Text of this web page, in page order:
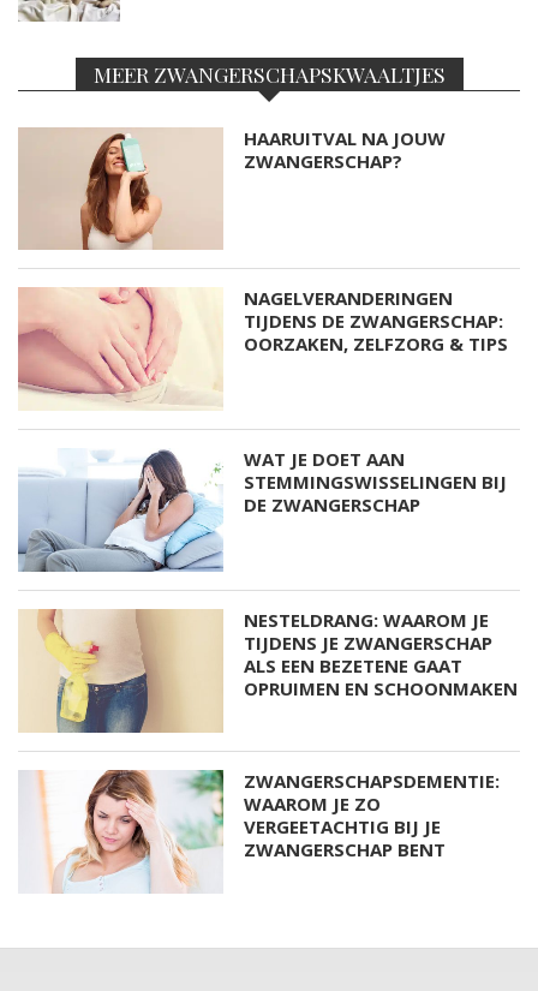
MEER ZWANGERSCHAPSKWAALTJES
HAARUITVAL NA JOUW
ZWANGERSCHAP?
NAGELVERANDERINGEN
TIJDENS DE ZWANGERSCHAP:
OORZAKEN, ZELFZORG & TIPS
WAT JE DOET AAN
STEMMINGSWISSELINGEN BIJ
DE ZWANGERSCHAP
NESTELDRANG: WAAROM JE
TIJDENS JE ZWANGERSCHAP
ALS EEN BEZETENE GAAT
OPRUIMEN EN SCHOONMAKEN
ZWANGERSCHAPSDEMENTIE:
WAAROM JE ZO
VERGEETACHTIG BIJ JE
ZWANGERSCHAP BENT